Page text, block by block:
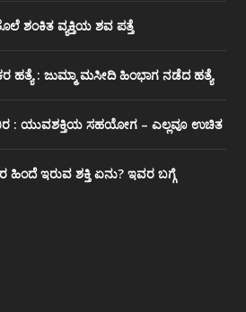
ಶಂಕಿತ ವ್ಯಕ್ತಿಯ ಶವ ಪತ್ತೆ
ಹತ್ಯೆ : ಜುಮ್ಮಾ ಮಸೀದಿ ಹಿಂಭಾಗ ನಡೆದ ಹತ್ಯೆ
: ಯುವಶಕ್ತಿಯ ಸಹಯೋಗ – ಎಲ್ಲವೂ ಉಚಿತ
ಇರುವ ಶಕ್ತಿ ಏನು? ಇವರ ಬಗ್ಗೆ